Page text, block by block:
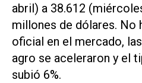
abril) a 38.612
millones de dólares. No
oficial en el mercado,
agro se aceleraron y el
subió 6%.